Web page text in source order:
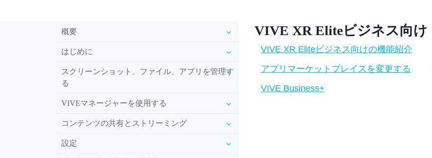
概要
はじめに
スクリーンショット、ファイル、アプリを管理す
る
VIVEマネージャーを使用する
コンテンツの共有とストリーミング
設定
VIVE XR Eliteビジネス向け
VIVE XR Eliteビジネス向けの機能紹介
アプリマーケットプレイスを変更する
VIVE Business+